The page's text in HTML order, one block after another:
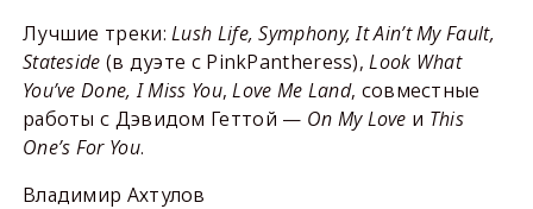
Лучшие треки:Lush Life, Symphony, It Ain’t My Fault,
Stateside (в дуэте с PinkPantheress),Look What
You’ve Done, I Miss You,Love Me Land, совместные
работы с Дэвидом Геттой — On My Love и This
One’s For You.
Владимир Ахтулов